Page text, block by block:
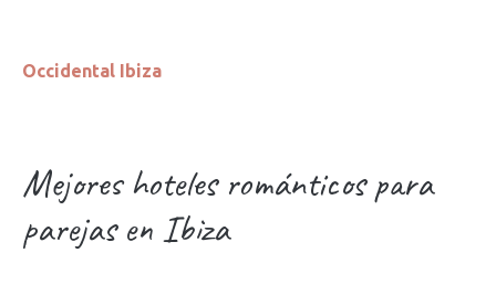
Occidental Ibiza
Mejores hoteles románticos para
parejas en Ibiza